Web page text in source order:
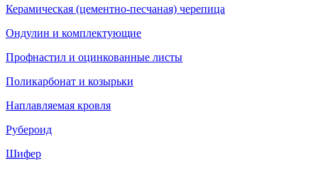
Керамическая (цементно-песчаная) черепица
Ондулин и комплектующие
Профнастил и оцинкованные листы
Поликарбонат и козырьки
Наплавляемая кровля
Рубероид
Шифер